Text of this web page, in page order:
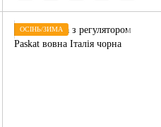
ОСІНЬ/ЗИМА